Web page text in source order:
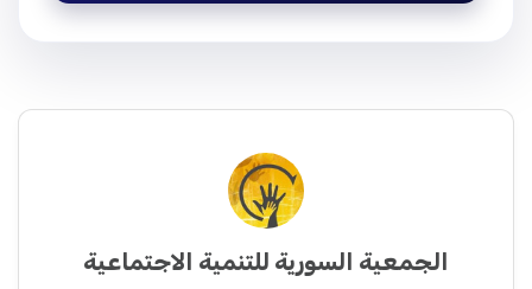
الجمعية السورية للتنمية الاجتماعية